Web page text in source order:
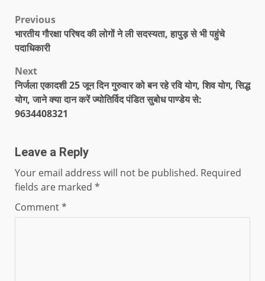
Previous
भारतीय गौरक्षा परिषद की लोगों ने ली सदस्यता, हापुड़ से भी पहुंचे
पदाधिकारी
Next
निर्जला एकादशी 25 जून दिन गुरुवार को बन रहे रवि योग, शिव योग, सिद्ध
योग, जाने क्या दान करें ज्योतिर्विद पंडित सुबोध पाण्डेय से:
9634408321
Leave a Reply
Your email address will not be published. Required
fields are marked *
Comment*